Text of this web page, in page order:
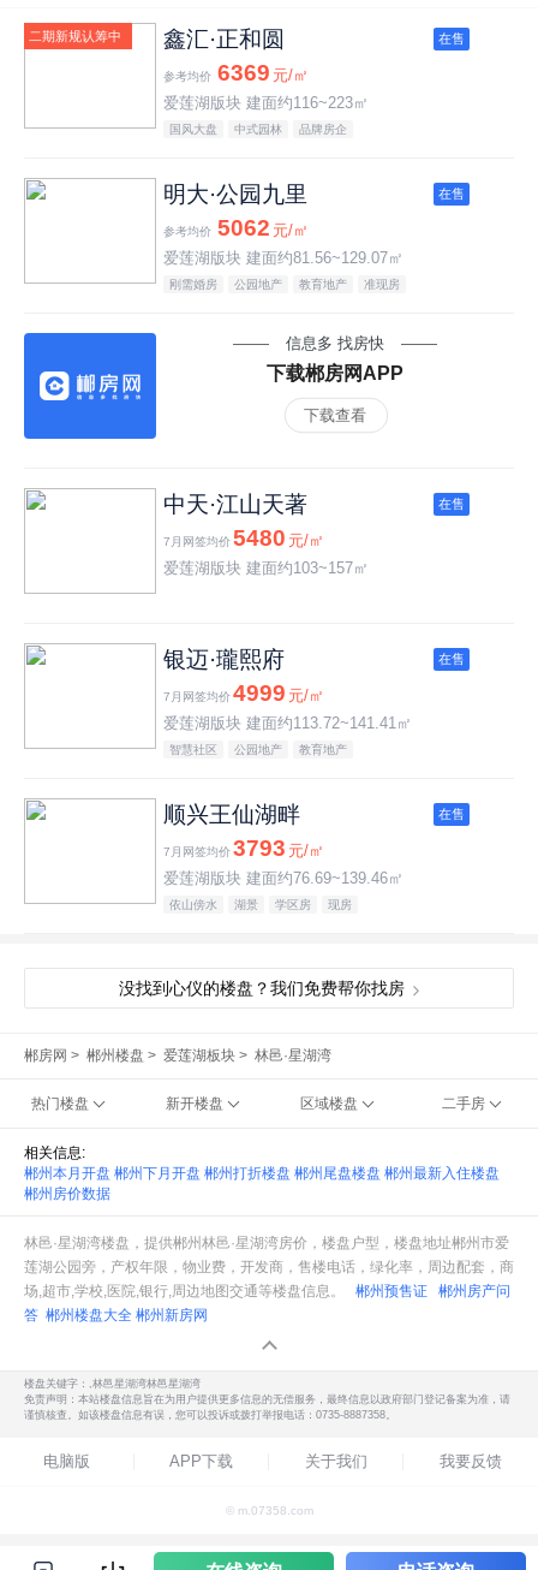
二期新规认筹中 鑫汇·正和圆 在售
参考均价 6369 元/㎡
爱莲湖版块 建面约116~223㎡
国风大盘 中式园林 品牌房企
明大·公园九里 在售
参考均价 5062 元/㎡
爱莲湖版块 建面约81.56~129.07㎡
刚需婚房 公园地产 教育地产 准现房
信息多 找房快
下载郴房网APP
下载查看
中天·江山天著 在售
7月网签均价5480 元/㎡
爱莲湖版块 建面约103~157㎡
银迈·瓏熙府 在售
7月网签均价4999 元/㎡
爱莲湖版块 建面约113.72~141.41㎡
智慧社区 公园地产 教育地产
顺兴王仙湖畔 在售
7月网签均价3793 元/㎡
爱莲湖版块 建面约76.69~139.46㎡
依山傍水 湖景 学区房 现房
没找到心仪的楼盘？我们免费帮你找房
郴房网 > 郴州楼盘 > 爱莲湖板块 > 林邑·星湖湾
热门楼盘 新开楼盘 区域楼盘 二手房
相关信息:
郴州本月开盘 郴州下月开盘 郴州打折楼盘 郴州尾盘楼盘 郴州最新入住楼盘
郴州房价数据
林邑·星湖湾楼盘，提供郴州林邑·星湖湾房价，楼盘户型，楼盘地址郴州市爱
莲湖公园旁，产权年限，物业费，开发商，售楼电话，绿化率，周边配套，商
场,超市,学校,医院,银行,周边地图交通等楼盘信息。 郴州预售证
郴州房产问
答 郴州楼盘大全 郴州新房网
楼盘关键字：,林邑星湖湾林邑星湖湾
免责声明：本站楼盘信息旨在为用户提供更多信息的无偿服务，最终信息以政府部门登记备案为准，请
谨慎核查。如该楼盘信息有误，您可以投诉或拨打举报电话：0735-8887358。
电脑版 APP下载 关于我们 我要反馈
© m.07358.com